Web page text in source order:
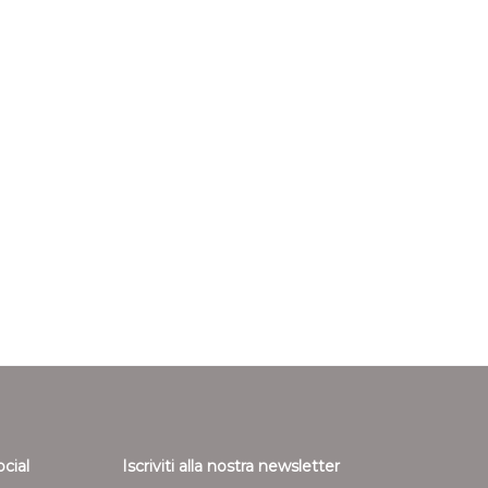
Iscriviti alla nostra newsletter